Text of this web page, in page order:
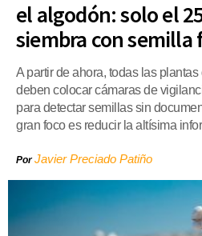
el algodón: solo el
siembra con semilla
A partir de ahora, todas las
deben colocar cámaras de
para detectar semillas sin
gran foco es reducir la altísima
PorJavier Preciado Patiño